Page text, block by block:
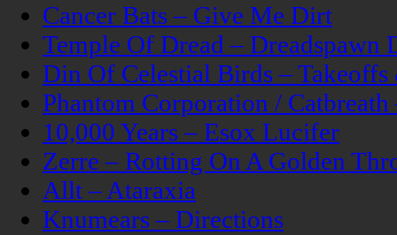
Cancer Bats – Give Me Dirt
Temple Of Dread – Dreadspawn
Din Of Celestial Birds –
Phantom Corporation /
10,000 Years – Esox Lucifer
Zerre – Rotting On A Golden
Allt – Ataraxia
Knumears – Directions